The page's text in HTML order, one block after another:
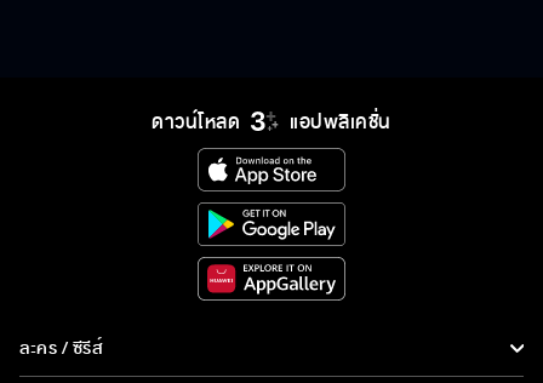
ดาวน์โหลด แอปพลิเคชั่น
ละคร / ซีรีส์